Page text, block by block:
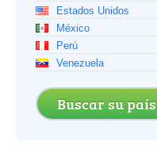
Estados Unidos
México
Perú
Venezuela
Buscar su país